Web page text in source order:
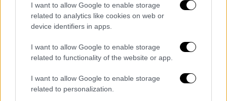
I want to allow Google to enable storage
related to analytics like cookies on web or
device identifiers in apps.
I want to allow Google to enable storage
related to functionality of the website or app.
I want to allow Google to enable storage
related to personalization.
Οικονομία|23.05.2022 22:49